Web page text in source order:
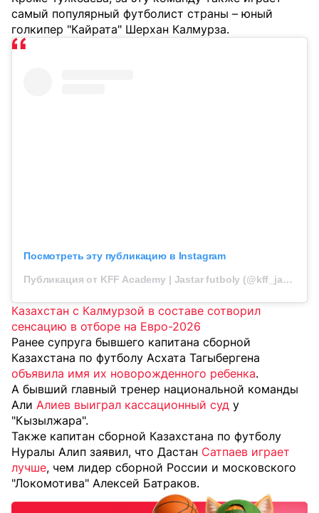
самый популярный футболист страны – юный
голкипер "Кайрата" Шерхан Калмурза.
Посмотреть эту публикацию в Instagram
Публикация от KFF Academy | Jastar futboly (@kff_jastar)
Казахстан с Калмурзой в составе сотворил
сенсацию в отборе на Евро-2026
Ранее супруга бывшего капитана сборной
Казахстана по футболу Асхата Тагыбергена
объявила имя их новорожденного ребенка.
А бывший главный тренер национальной команды
Али Алиев выиграл кассационный суд у
"Кызылжара".
Также капитан сборной Казахстана по футболу
Нуралы Алип заявил, что Дастан Сатпаев играет
лучше, чем лидер сборной России и московского
"Локомотива" Алексей Батраков.